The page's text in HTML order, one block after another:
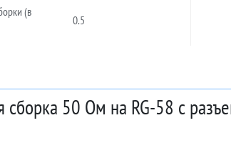
(в
0.5
сборка 50 Ом на RG-58 с